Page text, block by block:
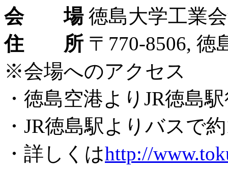
会 場 徳島大学工業
住 所 〒770-8506, 徳
※会場へのアクセス
・徳島空港よりJR徳島
・JR徳島駅よりバスで
・詳しくはhttp://